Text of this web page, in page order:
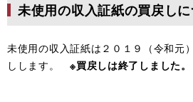
未使用の収入証紙の買戻し
未使用の収入証紙は２０１９（令和元
しします。※買戻しは終了しました。